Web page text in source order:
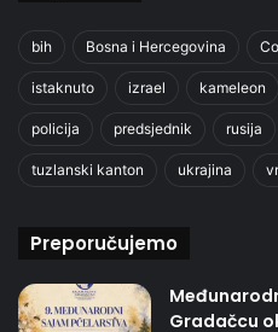
bih Bosna i Hercegovina
istaknuto izrael kameleon
policija predsjednik rusija
tuzlanski kanton ukrajina
Preporučujemo
Gradačcu